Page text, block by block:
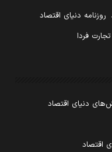
روزنامه دنیای اقتصاد
فردا
دنیای اقتصاد
اقتصاد